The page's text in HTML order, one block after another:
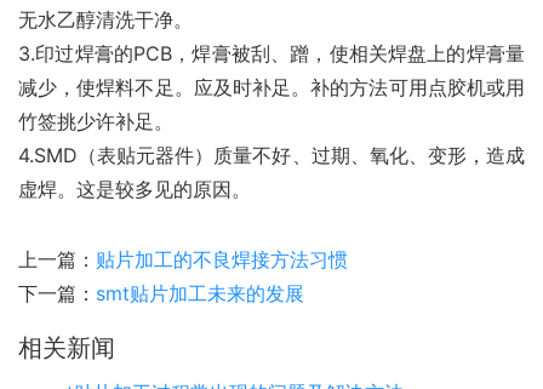
无水乙醇清洗干净。
3.印过焊膏的PCB，焊膏被刮、蹭，使相关焊盘上的焊膏量
减少，使焊料不足。应及时补足。补的方法可用点胶机或用
竹签挑少许补足。
4.SMD（表贴元器件）质量不好、过期、氧化、变形，造成
虚焊。这是较多见的原因。
上一篇： 贴片加工的不良焊接方法习惯
下一篇： smt贴片加工未来的发展
相关新闻